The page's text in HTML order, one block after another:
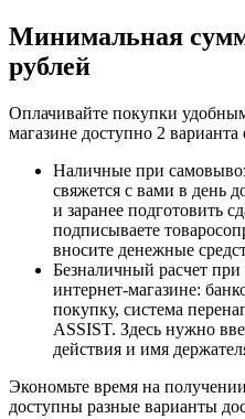
Минимальная
рублей
Оплачивайте покупки
магазине доступно 2 варианта
Наличные при
свяжется с вами в день
и заранее подготовить
подписываете
вносите денежные
Безналичный расчет
интернет-магазине:
покупку, система
ASSIST. Здесь нужно
действия и имя
Экономьте время на
доступны разные варианты